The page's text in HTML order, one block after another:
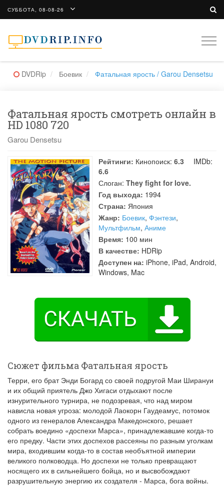
СУББОТА, 08-08-26
DVDRip Боевик Фатальная ярость / Garou Densetsu
Фатальная ярость смотреть онлайн в
HD 1080 720
Garou Densetsu
Рейтинги: Кинопоиск: 6.3
IMDb:
6.6
Слоган: They fight for love.
Год выхода: 1994
Страна: Япония
Жанр: Боевик, Фэнтези,
Мультфильм, Аниме
Время: 100 мин
В качестве: HDRip
Доступен на: iPhone, iPad, Android,
Windows, Mac
Сюжет фильма Фатальная ярость
Терри, его брат Энди Богард со своей подругой Маи Ширануи
и их общий приятель Джо Хигаси отдыхают после
изнурительного турнира, не подозревая, что над миром
нависла новая угроза: молодой Лаокорн Гаудеамус, потомок
одного из генералов Александра Македонского, решает
собрать воедино «доспехи Марса», принадлежавшие когда-то
его предку. Части этих доспехов рассеяны по разным уголкам
мира, входившим когда-то в состав необъятной империи
великого полководца. Но доспехи не только превращают
носящего их в сильнейшего бойца, но и высвобождают
разрушительную энергию их создателя - Марса, бога войны.